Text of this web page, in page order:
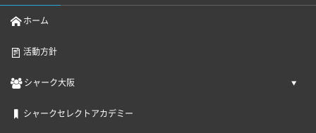
ホーム
活動方針
シャーク大阪
シャークセレクトアカデミー